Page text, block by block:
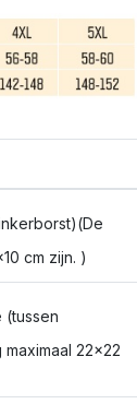
cm zijn. )
(tussen
22x22